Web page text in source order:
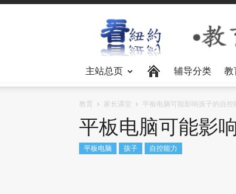
主站总页 辅导分类 教
教育 家长课堂 平板电脑可能影响孩子的自控
平板电脑可能影
平板电脑 孩子 自控能力